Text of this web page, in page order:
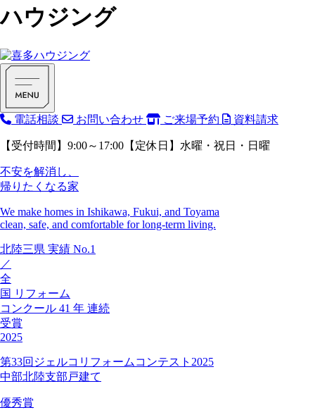
ハウジング
電話相談 お問い合わせ ご来場予約 資料請求
【受付時間】9:00～17:00【定休日】水曜・祝日・日曜
不安を解消し、
帰りたくなる家
We make homes in Ishikawa, Fukui, and Toyama
clean, safe, and comfortable for long-term living.
北陸三県 実績 No.1
／
全
国 リフォーム
コンクール 41 年 連続
受賞
2025
第33回ジェルコリフォームコンテスト2025
中部北陸支部戸建て
優秀賞